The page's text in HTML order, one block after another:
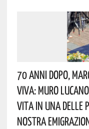
70 Anni Dopo,
Viva: Muro
Vita In Una Delle
Nostra